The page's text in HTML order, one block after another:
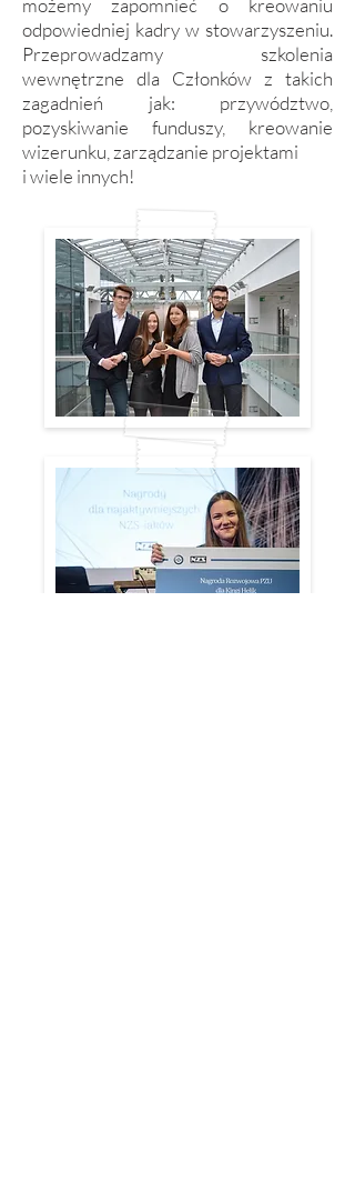
możemy zapomnieć o kreowaniu
odpowiedniej kadry w stowarzyszeniu.
Przeprowadzamy szkolenia
wewnętrzne dla Członków z takich
zagadnień jak: przywództwo,
pozyskiwanie funduszy, kreowanie
wizerunku, zarządzanie projektami
i wiele innych!